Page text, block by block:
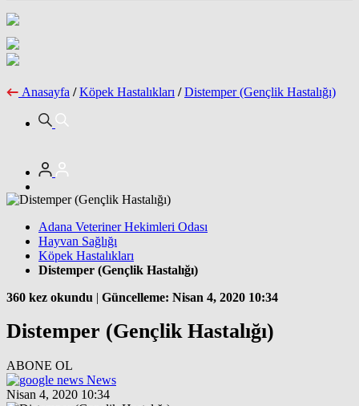
Anasayfa / Köpek Hastalıkları / Distemper (Gençlik Hastalığı)
Adana Veteriner Hekimleri Odası
Hayvan Sağlığı
Köpek Hastalıkları
Distemper (Gençlik Hastalığı)
360 kez okundu | Güncelleme: Nisan 4, 2020 10:34
Distemper (Gençlik Hastalığı)
ABONE OL
News
Nisan 4, 2020 10:34